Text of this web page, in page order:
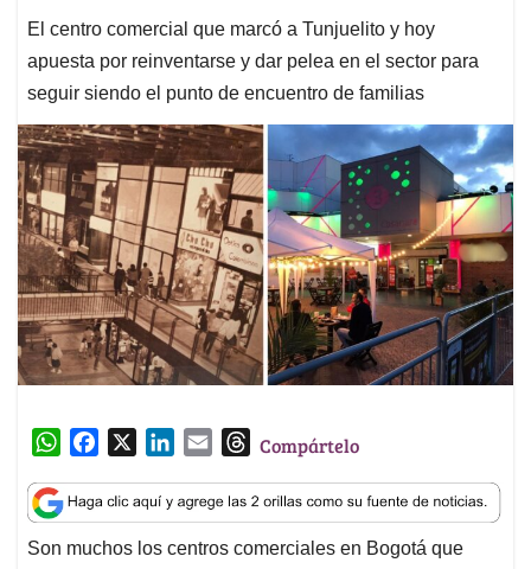
El centro comercial que marcó a Tunjuelito y hoy
apuesta por reinventarse y dar pelea en el sector para
seguir siendo el punto de encuentro de familias
W
a
t
s
c
e
b
n
k
e
a
i
l
T
r
e
a
Compártelo
Son muchos los centros comerciales en Bogotá que